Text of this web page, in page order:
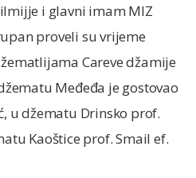
i glavni imam MIZ
proveli su vrijeme
Careve džamije
Međeđa je gostovao
u džematu Drinsko prof.
Kaoštice prof. Smail ef.